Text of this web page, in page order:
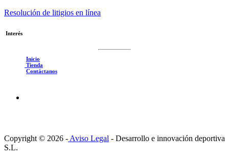
Resolución de litigios en línea
Interés
Inicio
Tienda
Contáctanos
Copyright © 2026 - Aviso Legal - Desarrollo e innovación deportiva
S.L.